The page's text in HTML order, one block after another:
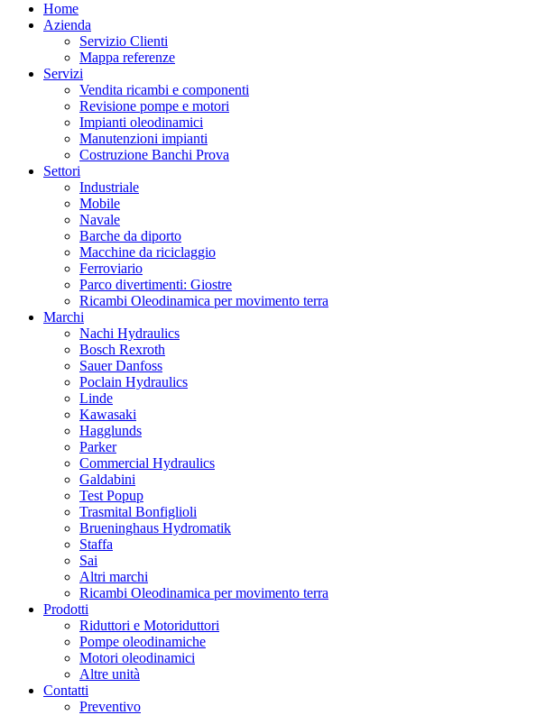
Home
Azienda
Servizio Clienti
Mappa referenze
Servizi
Vendita ricambi e componenti
Revisione pompe e motori
Impianti oleodinamici
Manutenzioni impianti
Costruzione Banchi Prova
Settori
Industriale
Mobile
Navale
Barche da diporto
Macchine da riciclaggio
Ferroviario
Parco divertimenti: Giostre
Ricambi Oleodinamica per movimento terra
Marchi
Nachi Hydraulics
Bosch Rexroth
Sauer Danfoss
Poclain Hydraulics
Linde
Kawasaki
Hagglunds
Parker
Commercial Hydraulics
Galdabini
Test Popup
Trasmital Bonfiglioli
Brueninghaus Hydromatik
Staffa
Sai
Altri marchi
Ricambi Oleodinamica per movimento terra
Prodotti
Riduttori e Motoriduttori
Pompe oleodinamiche
Motori oleodinamici
Altre unità
Contatti
Preventivo